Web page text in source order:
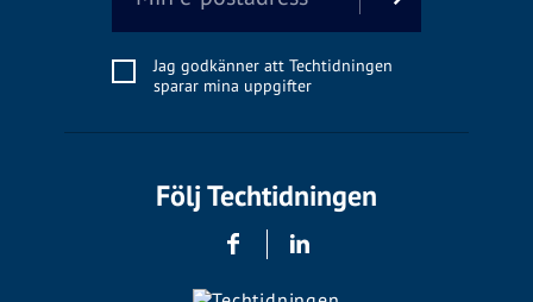
Jag godkänner att Techtidningen
sparar mina uppgifter
Följ Techtidningen